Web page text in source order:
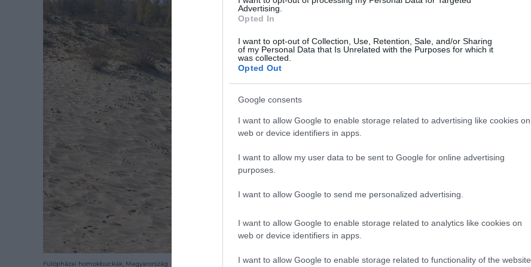
Advertising.
Opted In
I want to opt-out of Collection, Use, Retention, Sale, and/or Sharing
of my Personal Data that Is Unrelated with the Purposes for which it
was collected.
Opted Out
Google consents
I want to allow Google to enable storage related to advertising like cookies on
web or device identifiers in apps.
I want to allow my user data to be sent to Google for online advertising
purposes.
I want to allow Google to send me personalized advertising.
I want to allow Google to enable storage related to analytics like cookies on
web or device identifiers in apps.
I want to allow Google to enable storage related to functionality of the website
Fülöpházai homokbuckák, Magyarország Fotó:Profimedia